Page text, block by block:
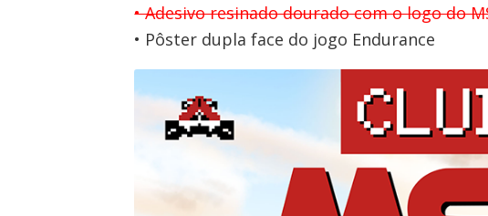
• Adesivo resinado dourado com o logo do
• Pôster dupla face do jogo Endurance